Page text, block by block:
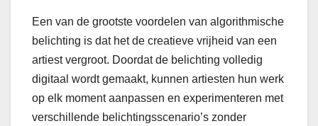
Een van de grootste voordelen van algorithmische
belichting is dat het de creatieve vrijheid van een
artiest vergroot. Doordat de belichting volledig
digitaal wordt gemaakt, kunnen artiesten hun werk
op elk moment aanpassen en experimenteren met
verschillende belichtingsscenario’s zonder